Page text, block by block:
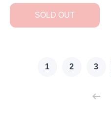
SOLD OUT
1 2 3